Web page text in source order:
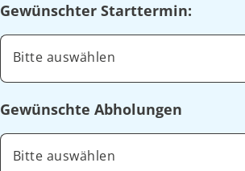
Gewünschter Starttermin:
Bitte auswählen
Gewünschte Abholungen
Bitte auswählen